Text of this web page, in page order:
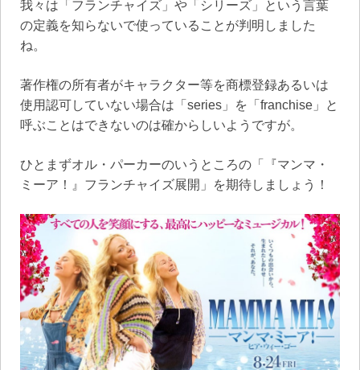
我々は「フランチャイズ」や「シリーズ」という言葉
の定義を知らないで使っていることが判明しました
ね。
著作権の所有者がキャラクター等を商標登録あるいは
使用認可していない場合は「series」を「franchise」と
呼ぶことはできないのは確からしいようですが。
ひとまずオル・パーカーのいうところの「『マンマ・
ミーア！』フランチャイズ展開」を期待しましょう！